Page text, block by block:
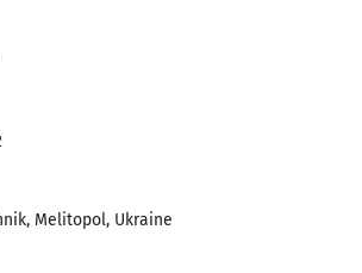
Melitopol, Ukraine